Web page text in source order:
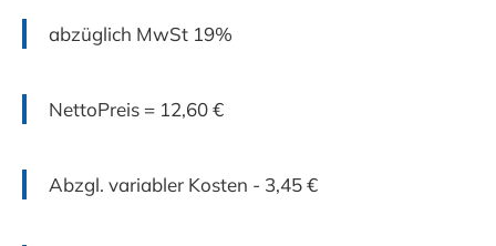
abzüglich MwSt 19%
NettoPreis = 12,60 €
Abzgl. variabler Kosten - 3,45 €